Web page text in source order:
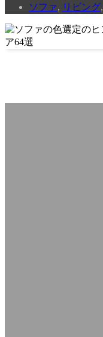
ソファ, リビング,